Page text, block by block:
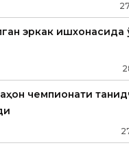
27
эркак ишхонасида
чемпионати